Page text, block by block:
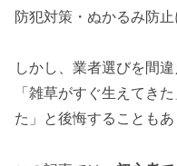
防犯対策・ぬかるみ防
しかし、業者選びを間
「雑草がすぐ生えてき
た」と後悔することもあ